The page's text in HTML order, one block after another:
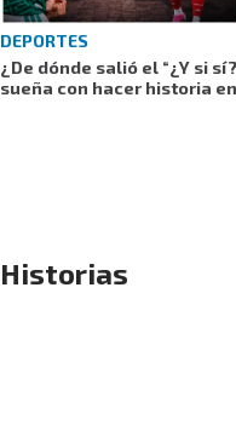
DEPORTES
¿De dónde salió el “¿Y si
sueña con hacer historia
Historias